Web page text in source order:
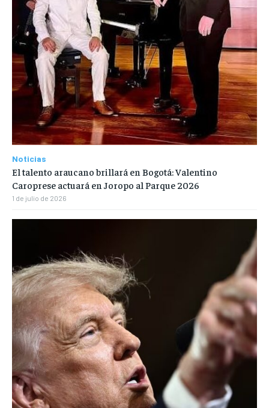
Noticias
El talento araucano brillará en Bogotá: Valentino
Caroprese actuará en Joropo al Parque 2026
1 de julio de 2026